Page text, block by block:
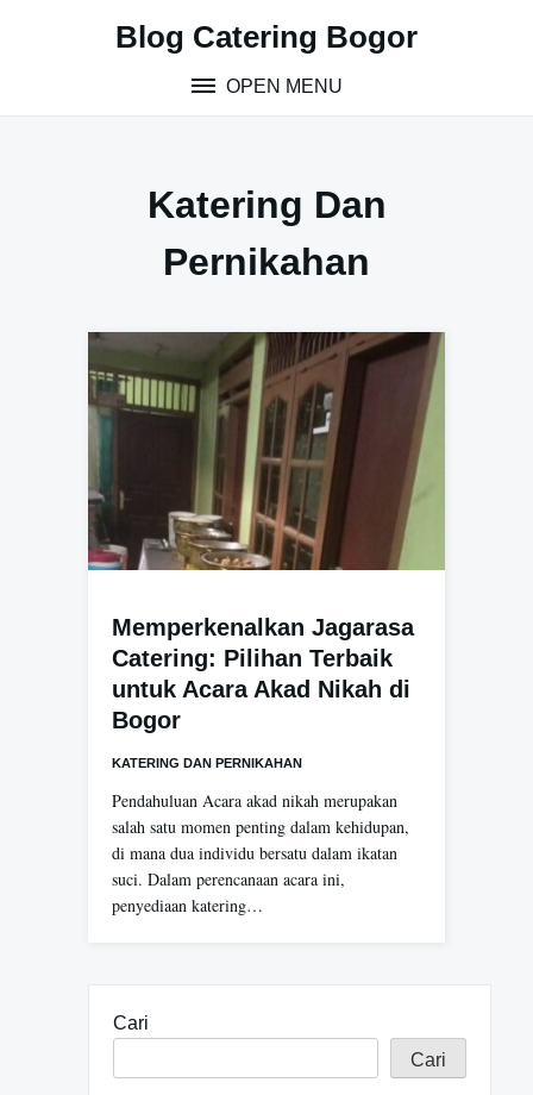
Blog Catering Bogor
OPEN MENU
Katering Dan
Pernikahan
Memperkenalkan Jagarasa
Catering: Pilihan Terbaik
untuk Acara Akad Nikah di
Bogor
KATERING DAN PERNIKAHAN
Pendahuluan Acara akad nikah merupakan
salah satu momen penting dalam kehidupan,
di mana dua individu bersatu dalam ikatan
suci. Dalam perencanaan acara ini,
penyediaan katering…
Cari
Cari